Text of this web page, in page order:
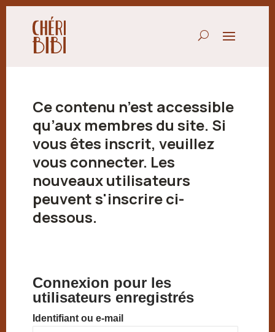
Ce contenu n’est accessible
qu’aux membres du site. Si
vous êtes inscrit, veuillez
vous connecter. Les
nouveaux utilisateurs
peuvent s'inscrire ci-
dessous.
Connexion pour les
utilisateurs enregistrés
Identifiant ou e-mail